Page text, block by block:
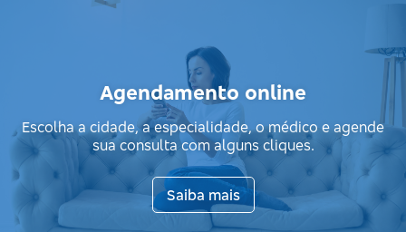
Agendamento online
Escolha a cidade, a especialidade, o médico e agende
sua consulta com alguns cliques.
Saiba mais